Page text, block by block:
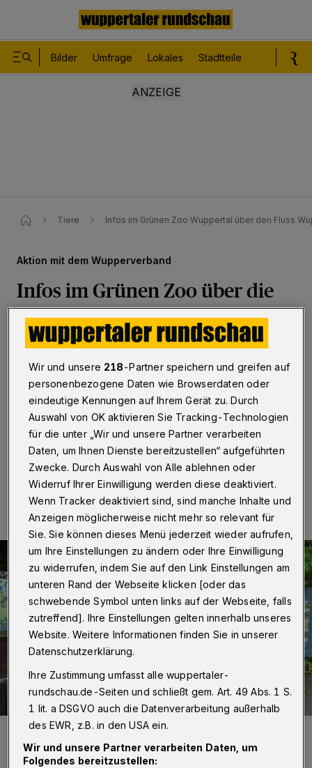
Bilder Umfrage Lokales Stadtteile
Tiere Infos im Grünen Zoo Wuppertal über den Fluss
Aktion mit dem Wupperverband
Infos im Grünen Zoo über die
Wupper
Wuppertal·Mit einem neuen Infostandort möchten
der Grüne Zoo Wuppertal und den Wupperverband den
Menschen das Ökosystem Wupper näherbringen. Eine
Veranstaltung dazu gibt es am Freitag (2. August
2024) von 11 bis 17 Uhr im Rahmen einer
Sommerferienaktion im Tierpark an der Hubertusallee.
29.07.2024 , 15:38 Uhr Eine Minute Lesezeit
Die Projektpartner vor dem neuen Infobereich.
Foto: Wupperverband/Benjamin Schaefer
Wir und unsere 218-Partner speichern und greifen auf
personenbezogene Daten wie Browserdaten oder
eindeutige Kennungen auf Ihrem Gerät zu. Durch
Auswahl von OK aktivieren Sie Tracking-Technologien
für die unter „Wir und unsere Partner verarbeiten
Daten, um Ihnen Dienste bereitzustellen“ aufgeführten
Zwecke. Durch Auswahl von Alle ablehnen oder
Widerruf Ihrer Einwilligung werden diese deaktiviert.
Wenn Tracker deaktiviert sind, sind manche Inhalte und
Anzeigen möglicherweise nicht mehr so relevant für
Sie. Sie können dieses Menü jederzeit wieder aufrufen,
um Ihre Einstellungen zu ändern oder Ihre Einwilligung
zu widerrufen, indem Sie auf den Link Einstellungen am
unteren Rand der Webseite klicken [oder das
schwebende Symbol unten links auf der Webseite, falls
zutreffend]. Ihre Einstellungen gelten innerhalb unseres
Website. Weitere Informationen finden Sie in unserer
Datenschutzerklärung.
Ihre Zustimmung umfasst alle wuppertaler-
rundschau.de-Seiten und schließt gem. Art. 49 Abs. 1 S.
1 lit. a DSGVO auch die Datenverarbeitung außerhalb
des EWR, z.B. in den USA ein.
Wir und unsere Partner verarbeiten Daten, um
Folgendes bereitzustellen: